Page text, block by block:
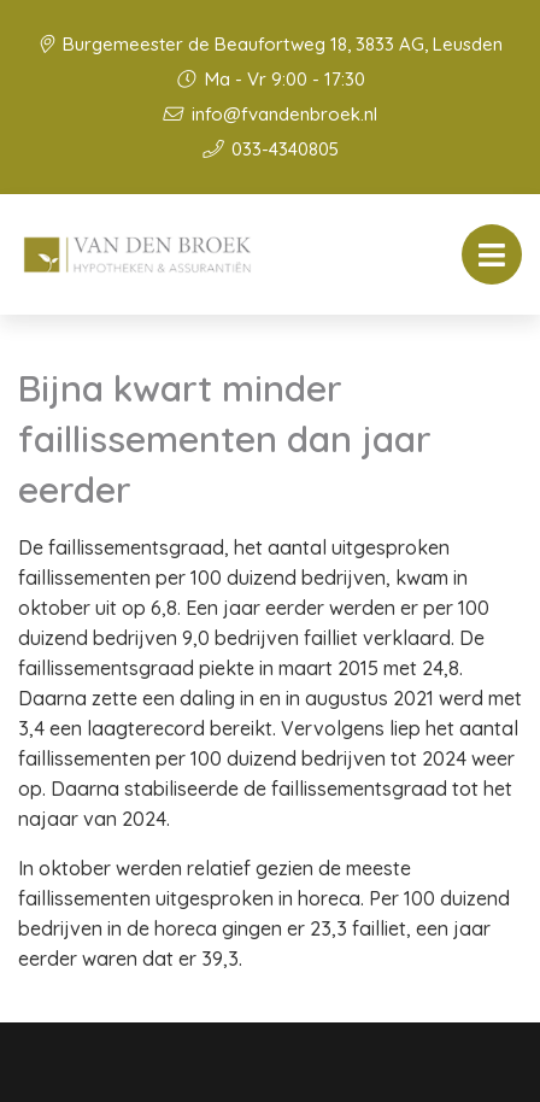
Burgemeester de Beaufortweg 18, 3833 AG, Leusden
Ma - Vr 9:00 - 17:30
info@fvandenbroek.nl
033-4340805
Bijna kwart minder
faillissementen dan jaar
eerder
De faillissementsgraad, het aantal uitgesproken
faillissementen per 100 duizend bedrijven, kwam in
oktober uit op 6,8. Een jaar eerder werden er per 100
duizend bedrijven 9,0 bedrijven failliet verklaard. De
faillissementsgraad piekte in maart 2015 met 24,8.
Daarna zette een daling in en in augustus 2021 werd met
3,4 een laagterecord bereikt. Vervolgens liep het aantal
faillissementen per 100 duizend bedrijven tot 2024 weer
op. Daarna stabiliseerde de faillissementsgraad tot het
najaar van 2024.
In oktober werden relatief gezien de meeste
faillissementen uitgesproken in horeca. Per 100 duizend
bedrijven in de horeca gingen er 23,3 failliet, een jaar
eerder waren dat er 39,3.